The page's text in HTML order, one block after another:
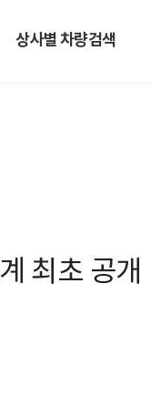
상사별 차량검색
최초 공개